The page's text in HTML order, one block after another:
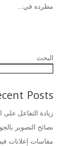
مطرده في...
البحث
Posts
زيادة التفاعل على انستقرام
نصائح التصوير بالجوال – 11 نصيحة
مقاسات إعلانات